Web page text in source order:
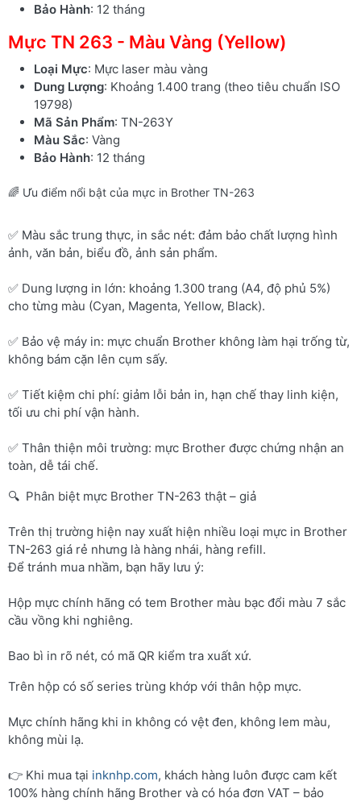
Bảo Hành: 12 tháng
Mực TN 263 - Màu Vàng (Yellow)
Loại Mực: Mực laser màu vàng
Dung Lượng: Khoảng 1.400 trang (theo tiêu chuẩn ISO
19798)
Mã Sản Phẩm: TN-263Y
Màu Sắc: Vàng
Bảo Hành: 12 tháng
🌈 Ưu điểm nổi bật của mực in Brother TN-263
✅ Màu sắc trung thực, in sắc nét: đảm bảo chất lượng hình
ảnh, văn bản, biểu đồ, ảnh sản phẩm.
✅ Dung lượng in lớn: khoảng 1.300 trang (A4, độ phủ 5%)
cho từng màu (Cyan, Magenta, Yellow, Black).
✅ Bảo vệ máy in: mực chuẩn Brother không làm hại trống từ,
không bám cặn lên cụm sấy.
✅ Tiết kiệm chi phí: giảm lỗi bản in, hạn chế thay linh kiện,
tối ưu chi phí vận hành.
✅ Thân thiện môi trường: mực Brother được chứng nhận an
toàn, dễ tái chế.
🔍 Phân biệt mực Brother TN-263 thật – giả
Trên thị trường hiện nay xuất hiện nhiều loại mực in Brother
TN-263 giá rẻ nhưng là hàng nhái, hàng refill.
Để tránh mua nhầm, bạn hãy lưu ý:
Hộp mực chính hãng có tem Brother màu bạc đổi màu 7 sắc
cầu vồng khi nghiêng.
Bao bì in rõ nét, có mã QR kiểm tra xuất xứ.
Trên hộp có số series trùng khớp với thân hộp mực.
Mực chính hãng khi in không có vệt đen, không lem màu,
không mùi lạ.
👉 Khi mua tại inknhp.com, khách hàng luôn được cam kết
100% hàng chính hãng Brother và có hóa đơn VAT – bảo